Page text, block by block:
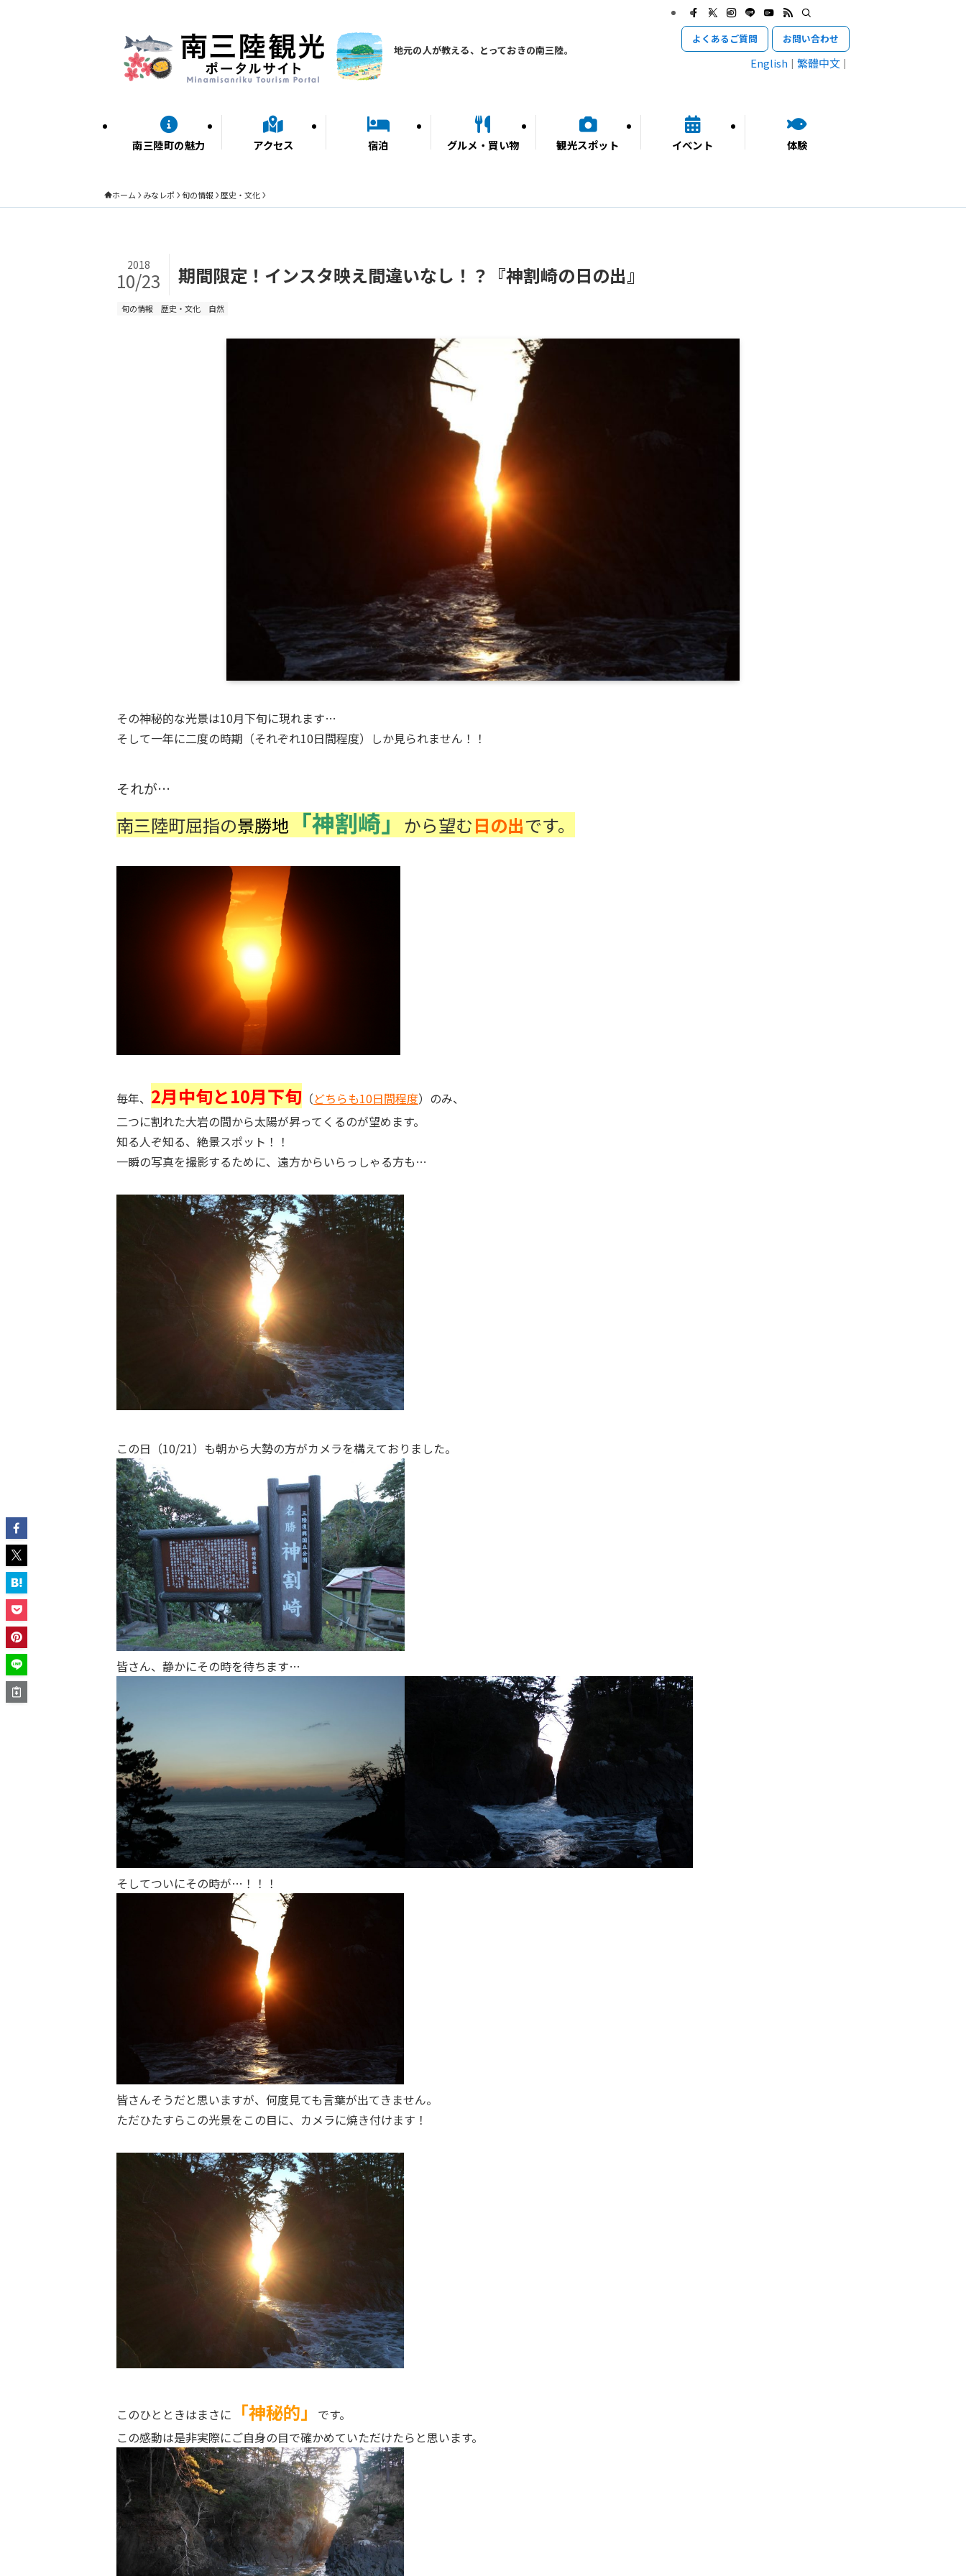
地元の人が教える、とっておきの南三陸。
南三陸町の魅力 アクセス 宿泊 グルメ・買い物 観光スポット イベント 体験
よくあるご質問 お問い合わせ
English 繁體中文
ホーム みなレポ 旬の情報 歴史・文化
期間限定！インスタ映え間違いなし！？『神割崎の日の出』
2018
10/23
旬の情報 歴史・文化 自然
その神秘的な光景は10月下旬に現れます…
そして一年に二度の時期（それぞれ10日間程度）しか見られません！！
それが…
南三陸町屈指の景勝地「神割崎」から望む日の出です。
毎年、 2月中旬と10月下旬 （どちらも10日間程度）のみ、
二つに割れた大岩の間から太陽が昇ってくるのが望めます。
知る人ぞ知る、絶景スポット！！
一瞬の写真を撮影するために、遠方からいらっしゃる方も…
この日（10/21）も朝から大勢の方がカメラを構えておりました。
皆さん、静かにその時を待ちます…
そしてついにその時が…！！！
皆さんそうだと思いますが、何度見ても言葉が出てきません。
ただひたすらこの光景をこの目に、カメラに焼き付けます！
このひとときはまさに 「神秘的」
です。
この感動は是非実際にご自身の目で確かめていただけたらと思います。